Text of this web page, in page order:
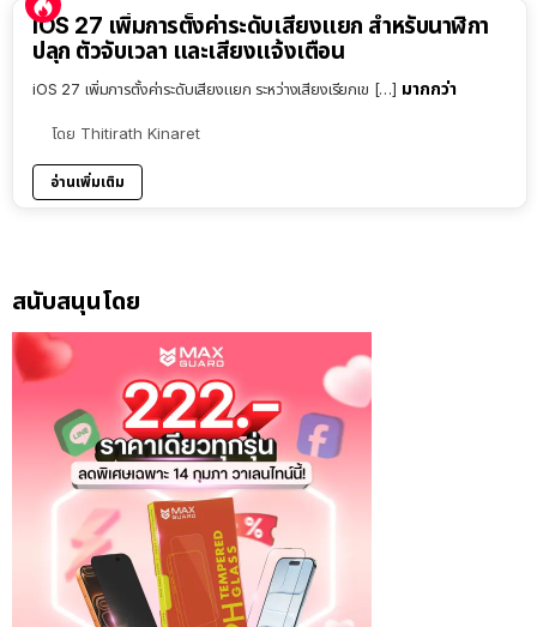
iOS 27 เพิ่มการตั้งค่าระดับเสียงแยก สำหรับนาฬิกา
ปลุก ตัวจับเวลา และเสียงแจ้งเตือน
iOS 27 เพิ่มการตั้งค่าระดับเสียงแยก ระหว่างเสียงเรียกเข […] มากกว่า
โดย Thitirath Kinaret
อ่านเพิ่มเติม
สนับสนุนโดย